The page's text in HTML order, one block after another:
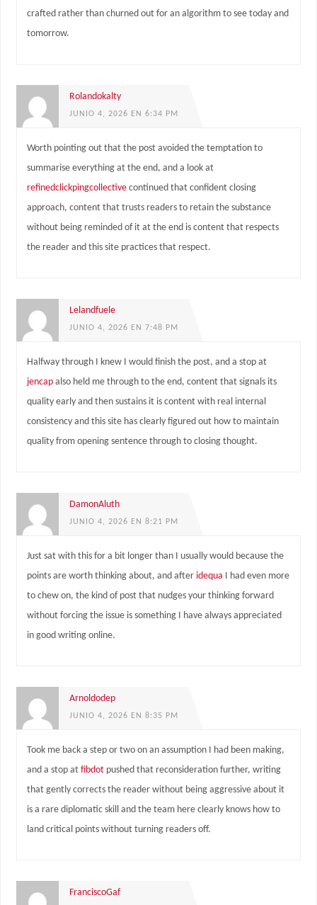
crafted rather than churned out for an algorithm to see today and
tomorrow.
Rolandokalty
JUNIO 4, 2026 EN 6:34 PM
Worth pointing out that the post avoided the temptation to
summarise everything at the end, and a look at
refinedclickpingcollectivecontinued that confident closing
approach, content that trusts readers to retain the substance
without being reminded of it at the end is content that respects
the reader and this site practices that respect.
Lelandfuele
JUNIO 4, 2026 EN 7:48 PM
Halfway through I knew I would finish the post, and a stop at
jencapalso held me through to the end, content that signals its
quality early and then sustains it is content with real internal
consistency and this site has clearly figured out how to maintain
quality from opening sentence through to closing thought.
DamonAluth
JUNIO 4, 2026 EN 8:21 PM
Just sat with this for a bit longer than I usually would because the
points are worth thinking about, and after idequa I had even more
to chew on, the kind of post that nudges your thinking forward
without forcing the issue is something I have always appreciated
in good writing online.
Arnoldodep
JUNIO 4, 2026 EN 8:35 PM
Took me back a step or two on an assumption I had been making,
and a stop at fibdotpushed that reconsideration further, writing
that gently corrects the reader without being aggressive about it
is a rare diplomatic skill and the team here clearly knows how to
land critical points without turning readers off.
FranciscoGaf